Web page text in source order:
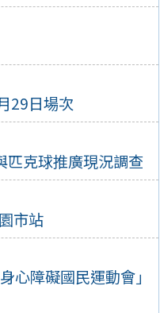
29日場次
匹克球推廣現況調查
市站
心障礙國民運動會」